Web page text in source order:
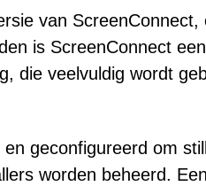
van ScreenConnect,
is ScreenConnect
die veelvuldig wordt
geconfigureerd om
worden beheerd.